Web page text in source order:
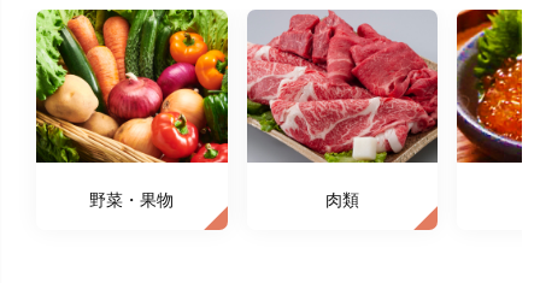
野菜・果物 肉類